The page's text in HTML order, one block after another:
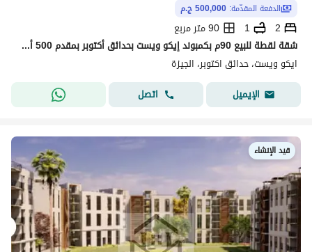
الدفعة المقدّمة: 500,000 ج.م
2
1
90 متر مربع
شقة لقطة للبيع 90م بكمبوند إيكو ويست بحدائق أكتوبر بمقدم 500 ألف وأقساط على 5 سنوات بجوار كمبوند O West ومول مصر واستلام خلال 10 شهور فقط
ايكو ويست، حدائق اكتوبر، الجيزة
الإيميل
اتصل
قيد الإنشاء